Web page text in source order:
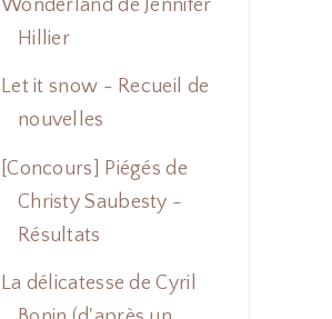
Wonderland de Jennifer
Hillier
Let it snow - Recueil de
nouvelles
[Concours] Piégés de
Christy Saubesty -
Résultats
La délicatesse de Cyril